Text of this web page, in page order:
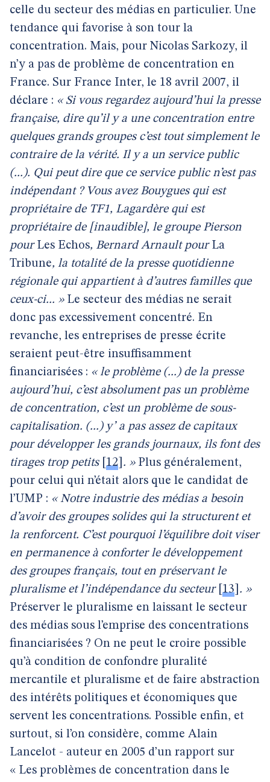
celle du secteur des médias en particulier. Une
tendance qui favorise à son tour la
concentration. Mais, pour Nicolas Sarkozy, il
n’y a pas de problème de concentration en
France. Sur France Inter, le 18 avril 2007, il
déclare : « Si vous regardez aujourd’hui la presse
française, dire qu’il y a une concentration entre
quelques grands groupes c’est tout simplement le
contraire de la vérité. Il y a un service public
(...). Qui peut dire que ce service public n’est pas
indépendant ? Vous avez Bouygues qui est
propriétaire de TF1, Lagardère qui est
propriétaire de [inaudible], le groupe Pierson
pour Les Echos, Bernard Arnault pour La
Tribune, la totalité de la presse quotidienne
régionale qui appartient à d’autres familles que
ceux-ci... » Le secteur des médias ne serait
donc pas excessivement concentré. En
revanche, les entreprises de presse écrite
seraient peut-être insuffisamment
financiarisées : « le problème (...) de la presse
aujourd’hui, c’est absolument pas un problème
de concentration, c’est un problème de sous-
capitalisation. (...) y’ a pas assez de capitaux
pour développer les grands journaux, ils font des
tirages trop petits[ 12 . »Plus généralement,
pour celui qui n’était alors que le candidat de
l’UMP : « Notre industrie des médias a besoin
d’avoir des groupes solides qui la structurent et
la renforcent. C’est pourquoi l’équilibre doit viser
en permanence à conforter le développement
des groupes français, tout en préservant le
pluralisme et l’indépendance du secteur[ 13 . »
Préserver le pluralisme en laissant le secteur
des médias sous l’emprise des concentrations
financiarisées ? On ne peut le croire possible
qu’à condition de confondre pluralité
mercantile et pluralisme et de faire abstraction
des intérêts politiques et économiques que
servent les concentrations. Possible enfin, et
surtout, si l’on considère, comme Alain
Lancelot - auteur en 2005 d’un rapport sur
« Les problèmes de concentration dans le